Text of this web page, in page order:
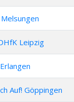
Leipzig
Auf! Göppingen